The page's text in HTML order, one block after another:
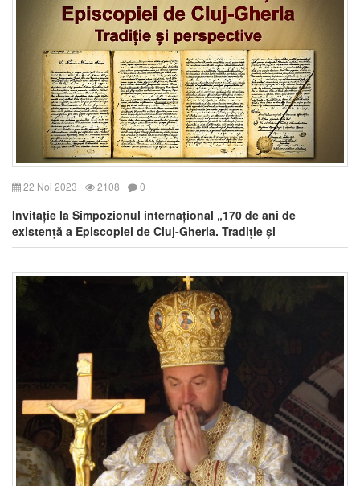
22 Noi 2023 2108 0
Invitație la Simpozionul internațional „170 de ani de
existență a Episcopiei de Cluj-Gherla. Tradiție și
perspective”